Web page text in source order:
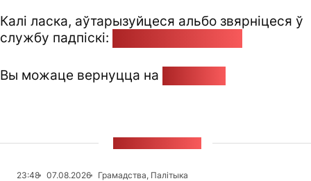
Калі ласка, аўтарызуйцеся альбо звярніцеся ў
службу падпіскі:
Вы можаце вернуцца на
23:48 07.08.2026
Грамадства, Палітыка